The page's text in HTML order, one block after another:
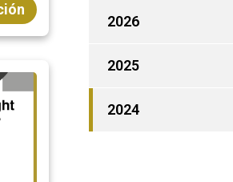
2026
2025
2024